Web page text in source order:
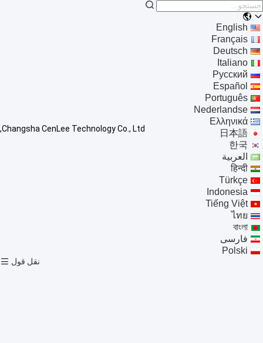
Changsha CenLee Technology Co., Ltd,
English
Français
Deutsch
Italiano
Русский
Español
Português
Nederlandse
Ελληνικά
日本語
한국
العربية
हिन्दी
Türkçe
Indonesia
Tiếng Việt
ไทย
বাংলা
فارسی
Polski
نقل قول